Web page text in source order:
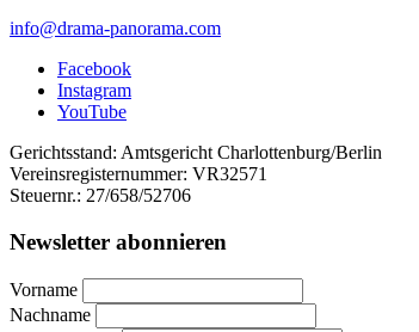
info@drama-panorama.com
Facebook
Instagram
YouTube
Gerichtsstand: Amtsgericht Charlottenburg/Berlin
Vereinsregisternummer: VR32571
Steuernr.: 27/658/52706
Newsletter abonnieren
Vorname
Nachname